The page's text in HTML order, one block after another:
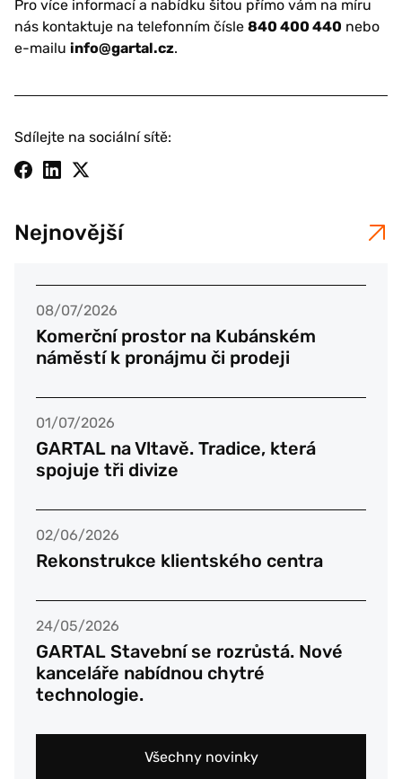
Pro více informací a nabídku šitou přímo vám na míru
nás kontaktuje na telefonním čísle 840 400 440 nebo
e-mailu info@gartal.cz.
Sdílejte na sociální sítě:
Nejnovější
08/07/2026
Komerční prostor na Kubánském
náměstí k pronájmu či prodeji
01/07/2026
GARTAL na Vltavě. Tradice, která
spojuje tři divize
02/06/2026
Rekonstrukce klientského centra
24/05/2026
GARTAL Stavební se rozrůstá. Nové
kanceláře nabídnou chytré
technologie.
Všechny novinky